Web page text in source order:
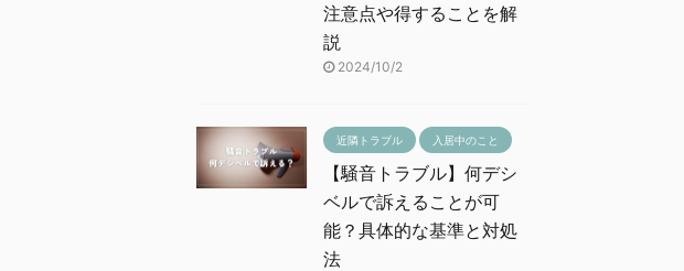
注意点や得することを解
説
2024/10/2
近隣トラブル 入居中のこと
【騒音トラブル】何デシ
ベルで訴えることが可
能？具体的な基準と対処
法